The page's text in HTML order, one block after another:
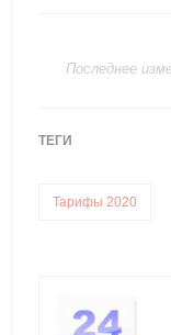
Последнее
ТЕГИ
Тарифы 2020